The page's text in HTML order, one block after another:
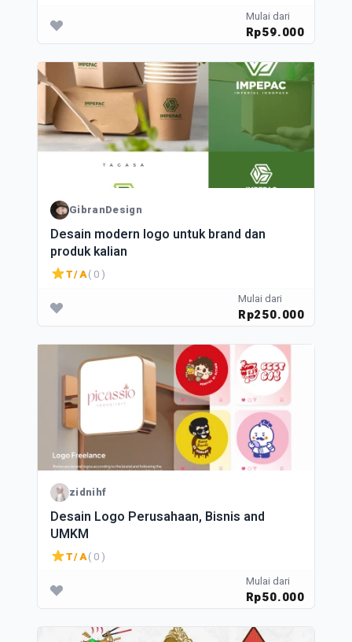
Mulai dari
Rp59.000
GibranDesign
Desain modern logo untuk brand dan
produk kalian
T/A( 0 )
Mulai dari
Rp250.000
zidnihf
Desain Logo Perusahaan, Bisnis and
UMKM
T/A( 0 )
Mulai dari
Rp50.000